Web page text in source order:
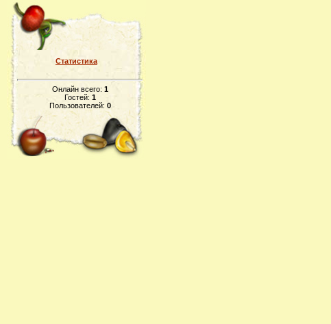
Статистика
Онлайн всего: 1
Гостей: 1
Пользователей: 0